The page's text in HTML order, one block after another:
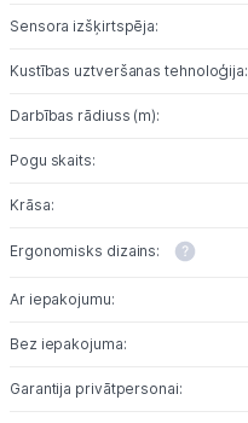
Uzņēmumiem
Tet pakalpojumi
Kontakti
Sensora izšķirtspēja:
Kustības uztveršanas tehnoloģija:
Darbības rādiuss (m):
Pogu skaits:
Krāsa:
Ergonomisks dizains:
Ar iepakojumu:
Bez iepakojuma:
Garantija privātpersonai: